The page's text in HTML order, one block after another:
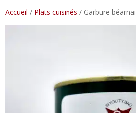
Accueil / Plats cuisinés / Garbure